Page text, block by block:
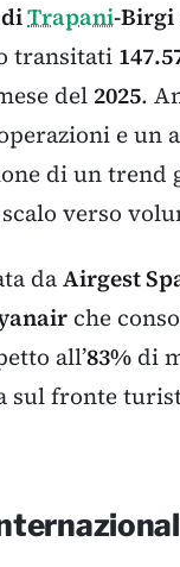
Trapani-Birgi
transitati
del 2025.
e un
di un
verso
daAirgest
che
all’83% di
sul fronte